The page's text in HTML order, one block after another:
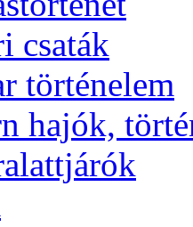
csaták
történelem
hajók,